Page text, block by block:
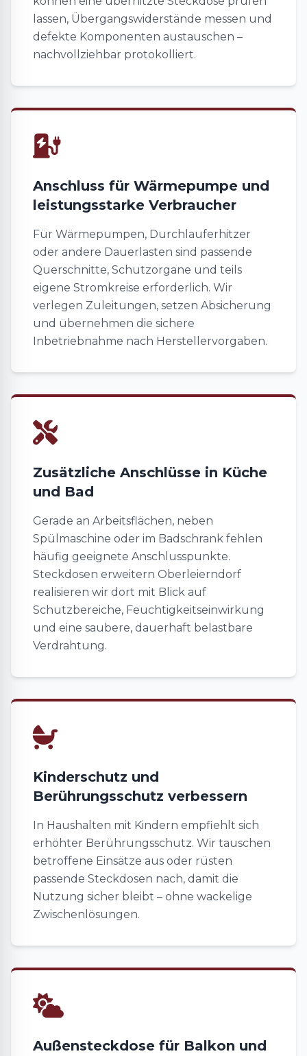
lassen, Übergangswiderstände messen und
defekte Komponenten austauschen –
nachvollziehbar protokolliert.
Anschluss für Wärmepumpe und
leistungsstarke Verbraucher
Für Wärmepumpen, Durchlauferhitzer
oder andere Dauerlasten sind passende
Querschnitte, Schutzorgane und teils
eigene Stromkreise erforderlich. Wir
verlegen Zuleitungen, setzen Absicherung
und übernehmen die sichere
Inbetriebnahme nach Herstellervorgaben.
Zusätzliche Anschlüsse in Küche
und Bad
Gerade an Arbeitsflächen, neben
Spülmaschine oder im Badschrank fehlen
häufig geeignete Anschlusspunkte.
Steckdosen erweitern Oberleierndorf
realisieren wir dort mit Blick auf
Schutzbereiche, Feuchtigkeitseinwirkung
und eine saubere, dauerhaft belastbare
Verdrahtung.
Kinderschutz und
Berührungsschutz verbessern
In Haushalten mit Kindern empfiehlt sich
erhöhter Berührungsschutz. Wir tauschen
betroffene Einsätze aus oder rüsten
passende Steckdosen nach, damit die
Nutzung sicher bleibt – ohne wackelige
Zwischenlösungen.
Außensteckdose für Balkon und